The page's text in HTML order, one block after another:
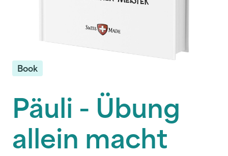
Book
Päuli - Übung
allein macht